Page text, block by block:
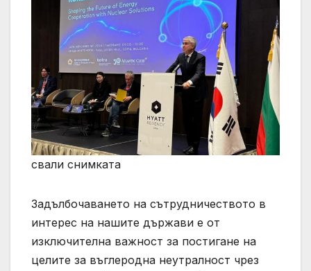
свали снимката
Задълбочаването на сътрудничеството в
интерес на нашите държави е от
изключителна важност за постигане на
целите за въглеродна неутралност чрез